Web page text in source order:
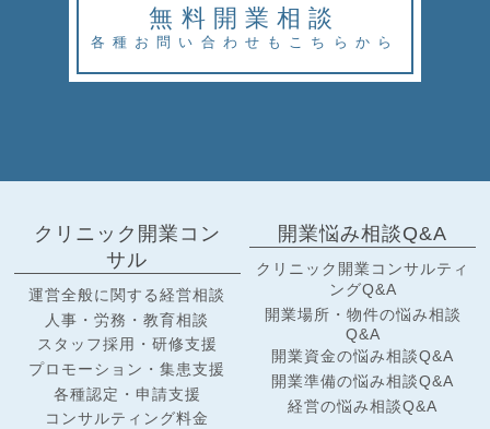
無料開業相談
各種お問い合わせもこちらから
クリニック開業コン
サル
運営全般に関する経営相談
人事・労務・教育相談
スタッフ採用・研修支援
プロモーション・集患支援
各種認定・申請支援
コンサルティング料金
開業悩み相談Q&A
クリニック開業コンサルティ
ングQ&A
開業場所・物件の悩み相談
Q&A
開業資金の悩み相談Q&A
開業準備の悩み相談Q&A
経営の悩み相談Q&A